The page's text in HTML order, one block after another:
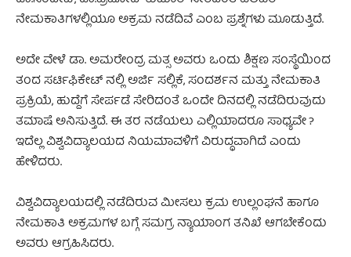
ನೇಮಕಾತಿಗಳಲ್ಲಿಯೂ ಅಕ್ರಮ ನಡೆದಿವೆ ಎಂಬ ಪ್ರಶ್ನೆಗಳು ಮೂಡುತ್ತಿದೆ.
ಅದೇ ವೇಳೆ ಡಾ. ಅಮರೇಂದ್ರ ಮತ್ಸ ಅವರು ಒಂದು ಶಿಕ್ಷಣ ಸಂಸ್ಥೆಯಿಂದ
ತಂದ ಸರ್ಟಿಫಿಕೇಟ್ ನಲ್ಲಿ ಅರ್ಜಿ ಸಲ್ಲಿಕೆ, ಸಂದರ್ಶನ ಮತ್ತು ನೇಮಕಾತಿ
ಪ್ರಕ್ರಿಯೆ, ಹುದ್ದೆಗೆ ಸೇರ್ಪಡೆ ಸೇರಿದಂತೆ ಒಂದೇ ದಿನದಲ್ಲಿ ನಡೆದಿರುವುದು
ತಮಾಷೆ ಅನಿಸುತ್ತಿದೆ. ಈ ತರ ನಡೆಯಲು ಎಲ್ಲಿಯಾದರೂ ಸಾಧ್ಯವೇ ?
ಇದೆಲ್ಲ ವಿಶ್ವವಿದ್ಯಾಲಯದ ನಿಯಮಾವಳಿಗೆ ವಿರುದ್ಧವಾಗಿದೆ ಎಂದು
ಹೇಳಿದರು.
ವಿಶ್ವವಿದ್ಯಾಲಯದಲ್ಲಿ ನಡೆದಿರುವ ಮೀಸಲು ಕ್ರಮ ಉಲ್ಲಂಘನೆ ಹಾಗೂ
ನೇಮಕಾತಿ ಅಕ್ರಮಗಳ ಬಗ್ಗೆ ಸಮಗ್ರ ನ್ಯಾಯಾಂಗ ತನಿಖೆ ಆಗಬೇಕೆಂದು
ಅವರು ಆಗ್ರಹಿಸಿದರು.